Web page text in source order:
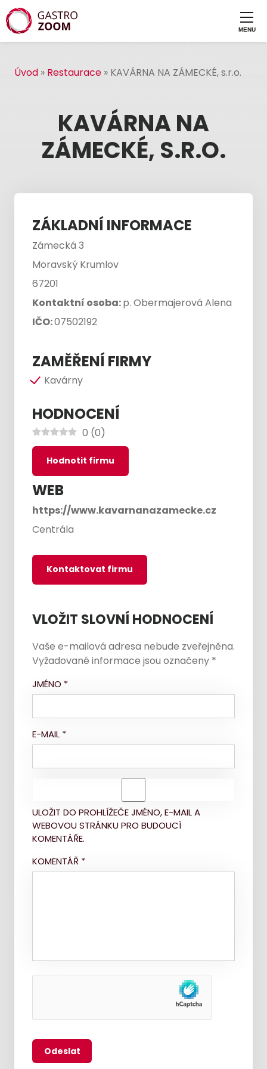
Úvod » Restaurace » KAVÁRNA NA ZÁMECKÉ, s.r.o.
KAVÁRNA NA
ZÁMECKÉ, S.R.O.
ZÁKLADNÍ INFORMACE
Zámecká 3
Moravský Krumlov
67201
Kontaktní osoba:p. Obermajerová Alena
IČO:07502192
ZAMĚŘENÍ FIRMY
Kavárny
HODNOCENÍ
0 (0)
Hodnotit firmu
WEB
https://www.kavarnanazamecke.cz
Centrála
Kontaktovat firmu
VLOŽIT SLOVNÍ HODNOCENÍ
Vaše e-mailová adresa nebude zveřejněna.
Vyžadované informace jsou označeny *
JMÉNO *
E-MAIL *
ULOŽIT DO PROHLÍŽEČE JMÉNO, E-MAIL A
WEBOVOU STRÁNKU PRO BUDOUCÍ
KOMENTÁŘE.
KOMENTÁŘ *